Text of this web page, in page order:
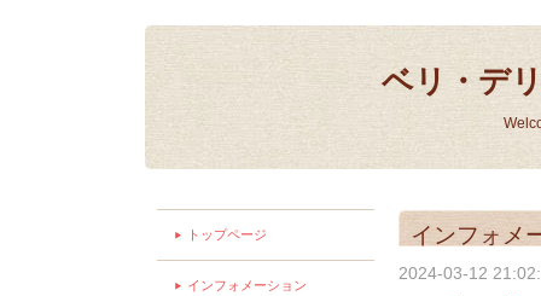
ベリ・デ
インフォメ
2024-03-12
トップページ
インフォメーション